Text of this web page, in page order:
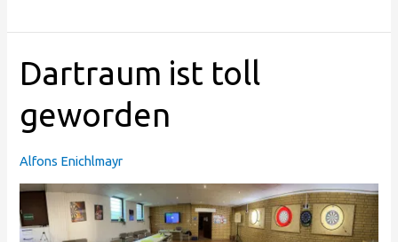
Dartraum ist toll
geworden
Alfons Enichlmayr
Dartraum
ist
geworden